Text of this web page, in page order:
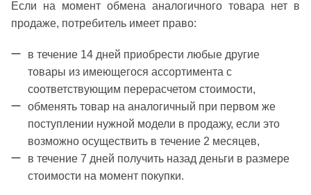
Если на момент обмена аналогичного товара нет в
продаже, потребитель имеет право:
в течение 14 дней приобрести любые другие
товары из имеющегося ассортимента с
соответствующим перерасчетом стоимости,
обменять товар на аналогичный при первом же
поступлении нужной модели в продажу, если это
возможно осуществить в течение 2 месяцев,
в течение 7 дней получить назад деньги в размере
стоимости на момент покупки.